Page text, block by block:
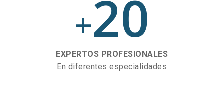
+20
EXPERTOS PROFESIONALES
En diferentes especialidades